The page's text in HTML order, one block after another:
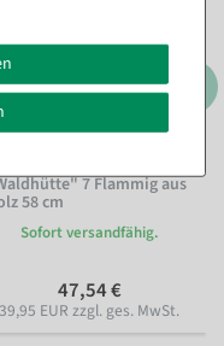
7 Flammig aus
58 cm
Sofort versandfähig.
47,54 €
39,95 EUR zzgl. ges. MwSt.